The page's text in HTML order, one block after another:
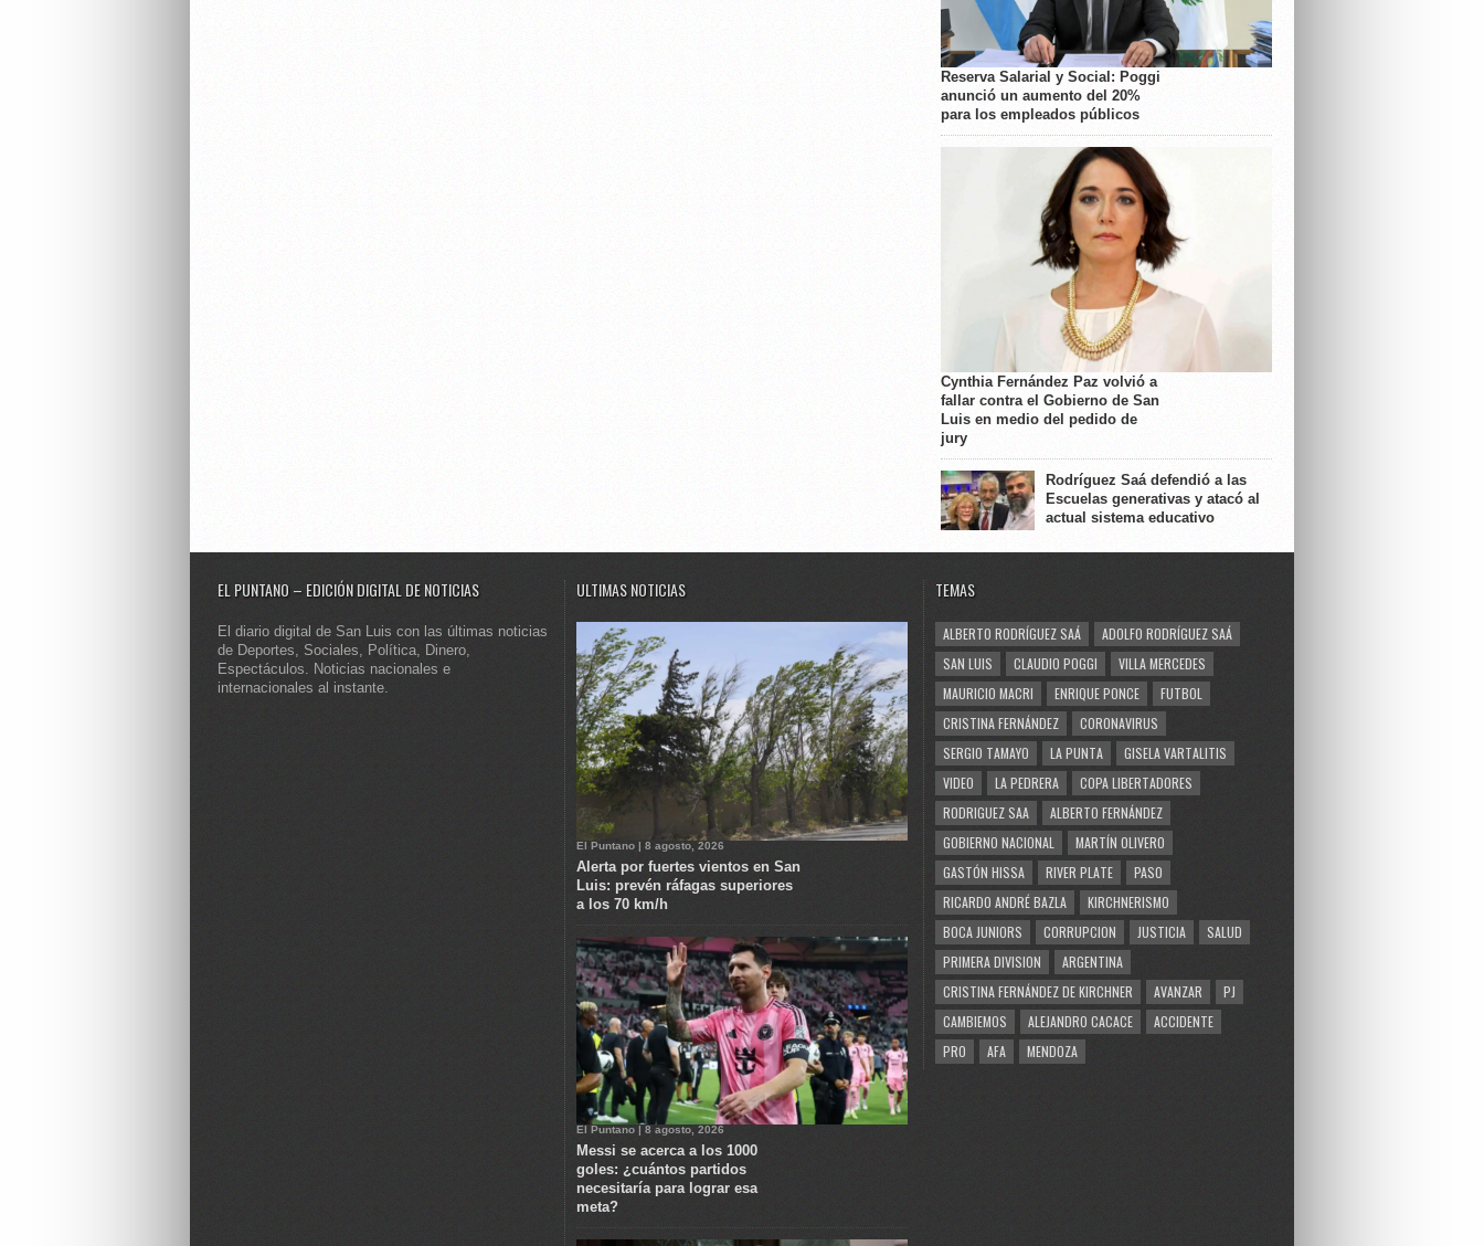
Reserva Salarial y Social: Poggi
anunció un aumento del 20%
para los empleados públicos
Cynthia Fernández Paz volvió a
fallar contra el Gobierno de San
Luis en medio del pedido de
jury
Rodríguez Saá defendió a las
Escuelas generativas y atacó al
actual sistema educativo
EL PUNTANO – EDICIÓN DIGITAL DE NOTICIAS
El diario digital de San Luis con las últimas noticias
de Deportes, Sociales, Política, Dinero,
Espectáculos. Noticias nacionales e
internacionales al instante.
ULTIMAS NOTICIAS
El Puntano | 8 agosto, 2026
Alerta por fuertes vientos en San
Luis: prevén ráfagas superiores
a los 70 km/h
El Puntano | 8 agosto, 2026
Messi se acerca a los 1000
goles: ¿cuántos partidos
necesitaría para lograr esa
meta?
TEMAS
ALBERTO RODRÍGUEZ SAÁ
ADOLFO RODRÍGUEZ SAÁ
SAN LUIS
CLAUDIO POGGI
VILLA MERCEDES
MAURICIO MACRI
ENRIQUE PONCE
FUTBOL
CRISTINA FERNÁNDEZ
CORONAVIRUS
SERGIO TAMAYO
LA PUNTA
GISELA VARTALITIS
VIDEO
LA PEDRERA
COPA LIBERTADORES
RODRIGUEZ SAA
ALBERTO FERNÁNDEZ
GOBIERNO NACIONAL
MARTÍN OLIVERO
GASTÓN HISSA
RIVER PLATE
PASO
RICARDO ANDRÉ BAZLA
KIRCHNERISMO
BOCA JUNIORS
CORRUPCION JUSTICIA
SALUD
PRIMERA DIVISION
ARGENTINA
CRISTINA FERNÁNDEZ DE KIRCHNER
AVANZAR
PJ
CAMBIEMOS
ALEJANDRO CACACE
ACCIDENTE
PRO
AFA MENDOZA